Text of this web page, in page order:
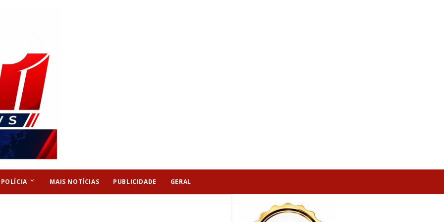
POLÍCIA keyboard_arrow_down MAIS NOTÍCIAS PUBLICIDADE GERAL